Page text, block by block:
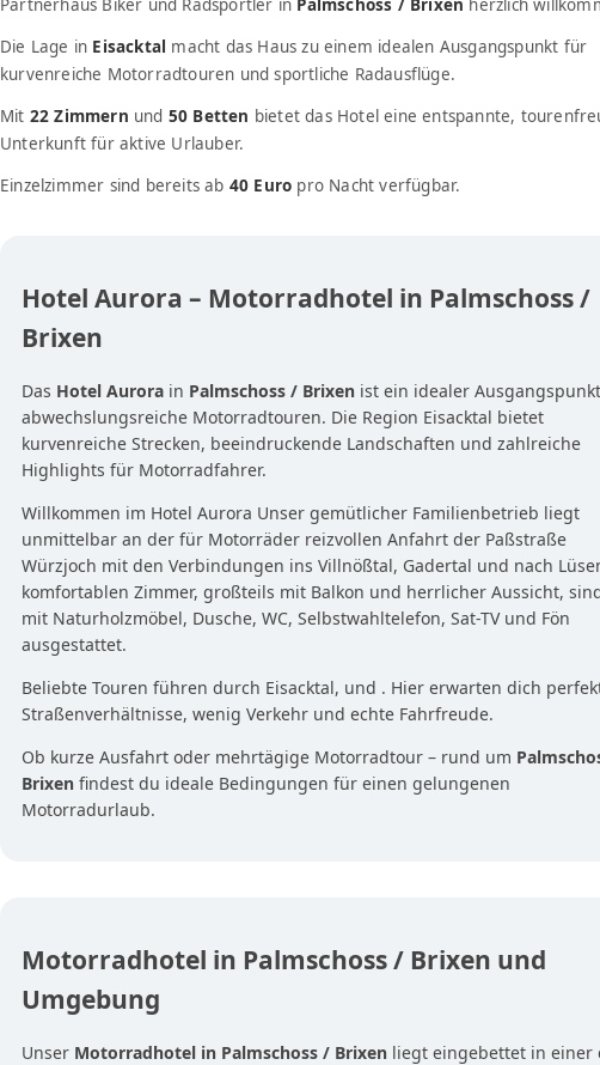
Partnerhaus Biker und Radsportler in Palmschoss / Brixen herzlich
Die Lage in Eisacktal macht das Haus zu einem idealen Ausgangspunkt für
kurvenreiche Motorradtouren und sportliche Radausflüge.
Mit 22 Zimmern und 50 Betten bietet das Hotel eine entspannte,
Unterkunft für aktive Urlauber.
Einzelzimmer sind bereits ab 40 Euro pro Nacht verfügbar.
Hotel Aurora – Motorradhotel in Palmschoss /
Brixen
Das Hotel Aurora in Palmschoss / Brixen ist ein idealer
abwechslungsreiche Motorradtouren. Die Region Eisacktal bietet
kurvenreiche Strecken, beeindruckende Landschaften und zahlreiche
Highlights für Motorradfahrer.
Willkommen im Hotel Aurora Unser gemütlicher Familienbetrieb liegt
unmittelbar an der für Motorräder reizvollen Anfahrt der Paßstraße
Würzjoch mit den Verbindungen ins Villnößtal, Gadertal und nach
komfortablen Zimmer, großteils mit Balkon und herrlicher Aussicht,
mit Naturholzmöbel, Dusche, WC, Selbstwahltelefon, Sat-TV und Fön
ausgestattet.
Beliebte Touren führen durch Eisacktal, und . Hier erwarten dich
Straßenverhältnisse, wenig Verkehr und echte Fahrfreude.
Ob kurze Ausfahrt oder mehrtägige Motorradtour – rund um
Brixen findest du ideale Bedingungen für einen gelungenen
Motorradurlaub.
Motorradhotel in Palmschoss / Brixen und
Umgebung
Unser Motorradhotel in Palmschoss / Brixen liegt eingebettet in einer